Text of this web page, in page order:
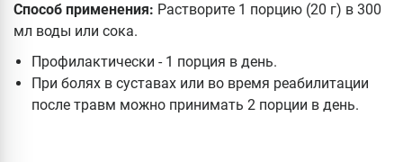
Способ применения: Растворите 1 порцию (20 г) в 300
мл воды или сока.
Профилактически - 1 порция в день.
При болях в суставах или во время реабилитации
после травм можно принимать 2 порции в день.